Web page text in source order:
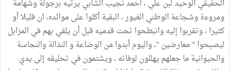
الحقيقي الوحيد لبن علي ، أحمد نجيب الشابي يرثيه برجولة وشهامة
ومروءة وشجاعة الوطني الغيور ، البقية أكلوا على موائده، ان قليلا أو
كثيرا ، وتقربوا إليه وانبطحوا تحت قدميه قبل أن يلقي بهم في المزابل
ليصبحوا " معارضين "، واليوم أبدوا من الوضاعة و النذالة والنجاسة
والحيوانية ما جعلهم يهللون لوفاته ، ويشتمون في تحليقه إلى يدي